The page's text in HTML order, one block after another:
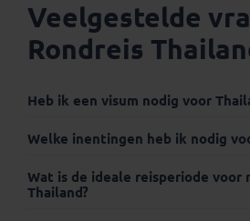
Veelgestelde
Rondreis
Heb ik een visum nodig voor
Internationaal paspoort:
Welke inentingen heb ik nodig
Wat is de ideale reisperiode voor
Thailand?